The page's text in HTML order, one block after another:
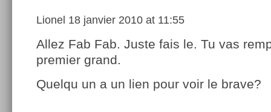
Lionel 18 janvier 2010 at 11:55
Allez Fab Fab. Juste fais le. Tu vas
premier grand.
Quelqu un a un lien pour voir le brave?